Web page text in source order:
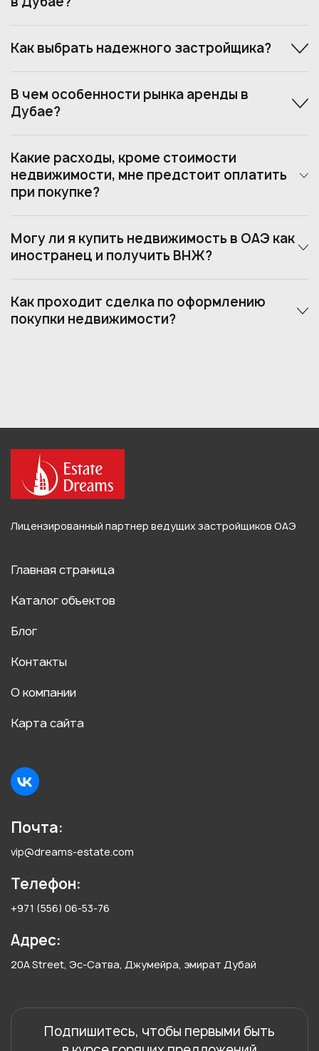
Как выбрать надежного застройщика?
В чем особенности рынка аренды в
Дубае?
Какие расходы, кроме стоимости
недвижимости, мне предстоит оплатить
при покупке?
Могу ли я купить недвижимость в ОАЭ как
иностранец и получить ВНЖ?
Как проходит сделка по оформлению
покупки недвижимости?
Лицензированный партнер ведущих застройщиков ОАЭ
Главная страница
Каталог объектов
Блог
Контакты
О компании
Карта сайта
Почта:
vip@dreams-estate.com
Телефон:
+971 (556) 06-53-76
Адрес:
20A Street, Эс-Сатва, Джумейра, эмират Дубай
Подпишитесь, чтобы первыми быть